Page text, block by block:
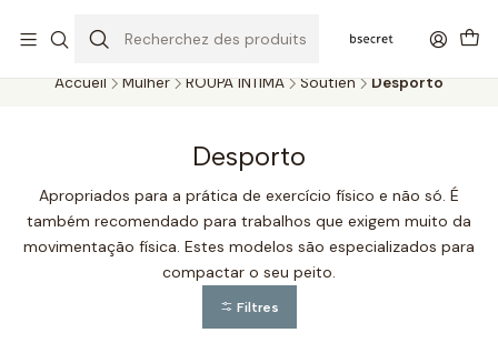
A 5 DIAS
Accueil Mulher ROUPA ÍNTIMA Soutien Desporto
Desporto
Apropriados para a prática de exercício físico e não só. É
também recomendado para trabalhos que exigem muito da
movimentação física. Estes modelos são especializados para
compactar o seu peito.
Filtres